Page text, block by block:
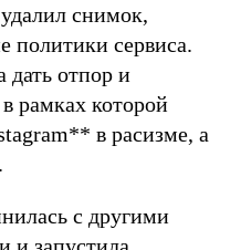
удалил снимок,
политики сервиса.
отпор и
рамках которой
** в расизме, а
с другими